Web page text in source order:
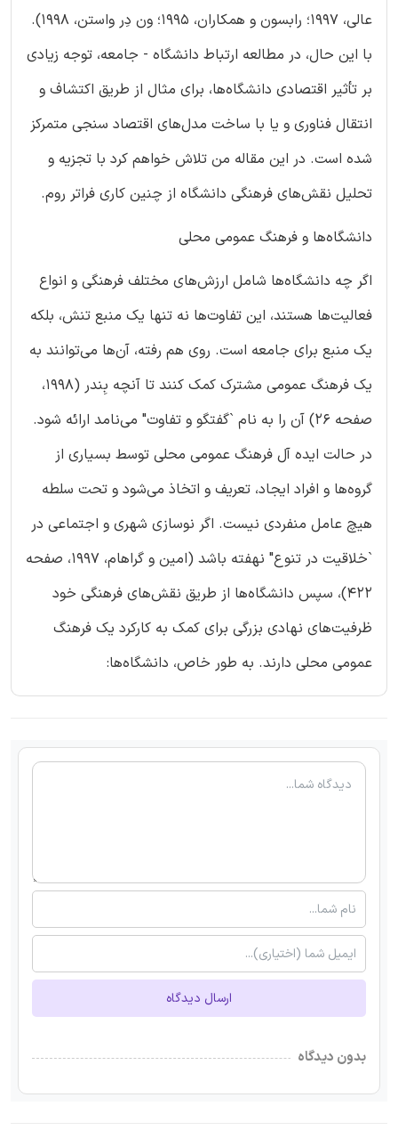
عالی، 1997؛ رابسون و همکاران، 1995؛ ون دِر واستن، 1998).
با این حال، در مطالعه ارتباط دانشگاه - جامعه، توجه زیادی
بر تأثیر اقتصادی دانشگاه‌ها، برای مثال از طریق اکتشاف و
انتقال فناوری و یا با ساخت مدل‌های اقتصاد سنجی متمرکز
شده است. در این مقاله من تلاش خواهم کرد با تجزیه و
تحلیل نقش‌های فرهنگی دانشگاه از چنین کاری فراتر روم.
دانشگاه‌ها و فرهنگ عمومی محلی
اگر چه دانشگاه‌ها شامل ارزش‌های مختلف فرهنگی و انواع
فعالیت‌ها هستند، این تفاوت‌ها نه تنها یک منبع تنش، بلکه
یک منبع برای جامعه است. روی هم رفته، آن‌ها می‌توانند به
یک فرهنگ عمومی مشترک کمک کنند تا آنچه بِندر (1998،
صفحه 26) آن را به نام `گفتگو و تفاوت" می‌نامد ارائه شود.
در حالت ایده آل فرهنگ عمومی محلی توسط بسیاری از
گروه‌ها و افراد ایجاد، تعریف و اتخاذ می‌شود و تحت سلطه
هیچ عامل منفردی نیست. اگر نوسازی شهری و اجتماعی در
`خلاقیت در تنوع" نهفته باشد (امین و گراهام، 1997، صفحه
422)، سپس دانشگاه‌ها از طریق نقش‌های فرهنگی خود
ظرفیت‌های نهادی بزرگی برای کمک به کارکرد یک فرهنگ
عمومی محلی دارند. به طور خاص، دانشگاه‌ها:
ارسال دیدگاه
بدون دیدگاه